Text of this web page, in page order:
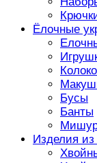
Ёлочные
Бусы
Банты
Изделия из